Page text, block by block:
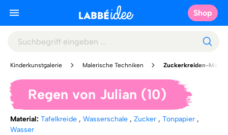
Shop
Kinderkunstgalerie Malerische Techniken Zuckerkreiden-
Regen von Julian (10)
Material: Tafelkreide , Wasserschale , Zucker , Tonpapier ,
Wasser